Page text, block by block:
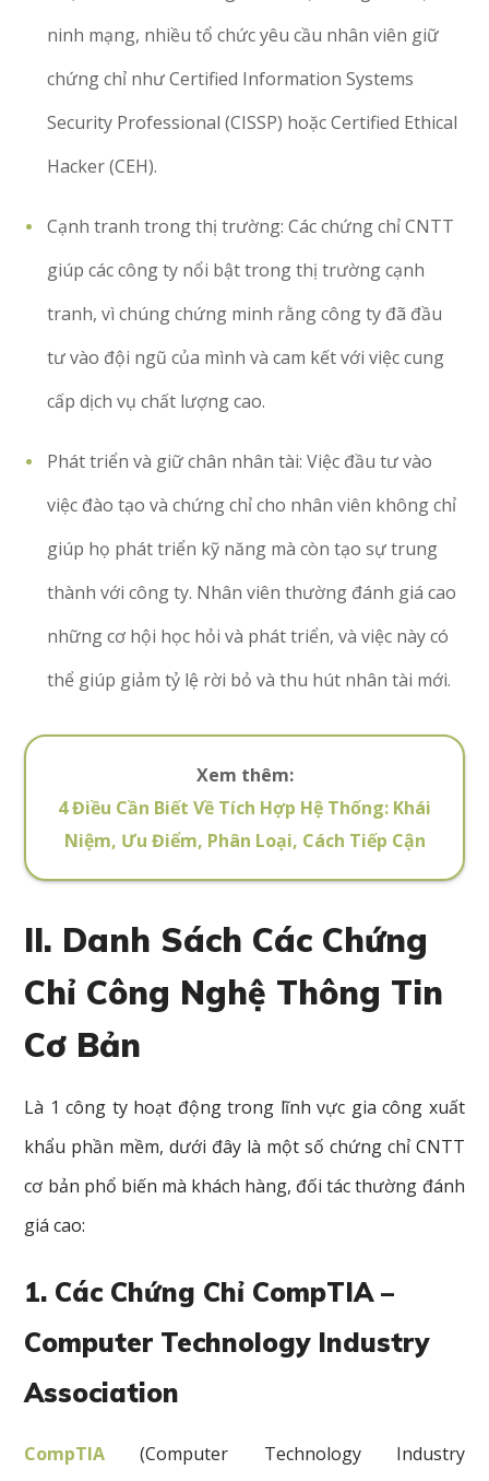
ninh mạng, nhiều tổ chức yêu cầu nhân viên giữ
chứng chỉ như Certified Information Systems
Security Professional (CISSP) hoặc Certified Ethical
Hacker (CEH).
Cạnh tranh trong thị trường: Các chứng chỉ CNTT
giúp các công ty nổi bật trong thị trường cạnh
tranh, vì chúng chứng minh rằng công ty đã đầu
tư vào đội ngũ của mình và cam kết với việc cung
cấp dịch vụ chất lượng cao.
Phát triển và giữ chân nhân tài: Việc đầu tư vào
việc đào tạo và chứng chỉ cho nhân viên không chỉ
giúp họ phát triển kỹ năng mà còn tạo sự trung
thành với công ty. Nhân viên thường đánh giá cao
những cơ hội học hỏi và phát triển, và việc này có
thể giúp giảm tỷ lệ rời bỏ và thu hút nhân tài mới.
Xem thêm:
4 Điều Cần Biết Về Tích Hợp Hệ Thống: Khái
Niệm, Ưu Điểm, Phân Loại, Cách Tiếp Cận
II. Danh Sách Các Chứng
Chỉ Công Nghệ Thông Tin
Cơ Bản
Là 1 công ty hoạt động trong lĩnh vực gia công xuất
khẩu phần mềm, dưới đây là một số chứng chỉ CNTT
cơ bản phổ biến mà khách hàng, đối tác thường đánh
giá cao:
1. Các Chứng Chỉ CompTIA –
Computer Technology Industry
Association
CompTIA (Computer Technology Industry